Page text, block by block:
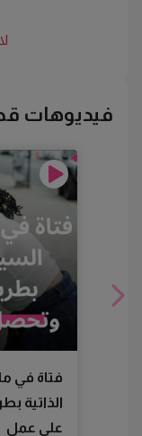
فيديوهات
فتاة في
الذاتية
على عمل